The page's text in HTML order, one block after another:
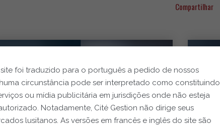
Compartilhar
foi traduzido para o português a pedido de nossos
circunstância pode ser interpretado como constituindo
ou mídia publicitária em jurisdições onde não esteja
Notadamente, Cité Gestion não dirige seus
lusitanos. As versões em francês e inglês do site são